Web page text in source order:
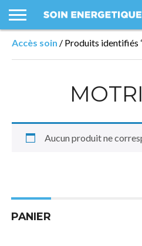
LES
SOINS
COMPTE
GÉNÉRALES
Accès soin / Produits identifiés
Aucun produit ne
PANIER